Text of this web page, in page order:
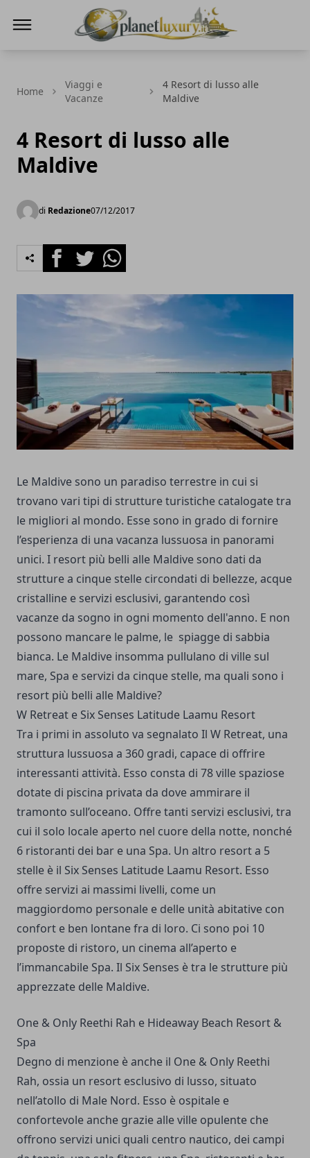
Home
Viaggi e
Vacanze
4 Resort di lusso alle
Maldive
4 Resort di lusso alle
Maldive
di Redazione07/12/2017
FacebookTwitterWhatsapp
Le Maldive sono un paradiso terrestre in cui si
trovano vari tipi di strutture turistiche catalogate tra
le migliori al mondo. Esse sono in grado di fornire
l’esperienza di una vacanza lussuosa in panorami
unici. I resort più belli alle Maldive sono dati da
strutture a cinque stelle circondati di bellezze, acque
cristalline e servizi esclusivi, garantendo così
vacanze da sogno in ogni momento dell'anno. E non
possono mancare le palme, le spiagge di sabbia
bianca. Le Maldive insomma pullulano di ville sul
mare, Spa e servizi da cinque stelle, ma quali sono i
resort più belli alle Maldive?
W Retreat e Six Senses Latitude Laamu Resort
Tra i primi in assoluto va segnalato Il W Retreat, una
struttura lussuosa a 360 gradi, capace di offrire
interessanti attività. Esso consta di 78 ville spaziose
dotate di piscina privata da dove ammirare il
tramonto sull’oceano. Offre tanti servizi esclusivi, tra
cui il solo locale aperto nel cuore della notte, nonché
6 ristoranti dei bar e una Spa. Un altro resort a 5
stelle è il Six Senses Latitude Laamu Resort. Esso
offre servizi ai massimi livelli, come un
maggiordomo personale e delle unità abitative con
confort e ben lontane fra di loro. Ci sono poi 10
proposte di ristoro, un cinema all’aperto e
l’immancabile Spa. Il Six Senses è tra le strutture più
apprezzate delle Maldive.
One & Only Reethi Rah e Hideaway Beach Resort &
Spa
Degno di menzione è anche il One & Only Reethi
Rah, ossia un resort esclusivo di lusso, situato
nell’atollo di Male Nord. Esso è ospitale e
confortevole anche grazie alle ville opulente che
offrono servizi unici quali centro nautico, dei campi